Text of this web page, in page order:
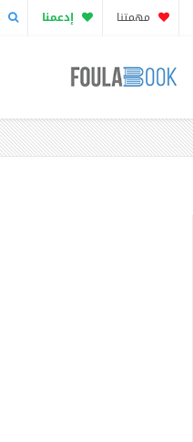
مهمتنا إدعمنا